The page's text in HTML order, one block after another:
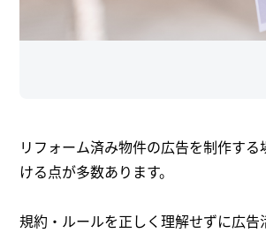
リフォーム済み物件の広告を制作す
ける点が多数あります。
規約・ルールを正しく理解せずに広